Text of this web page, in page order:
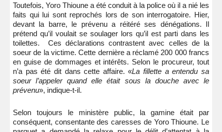
Toutefois, Yoro Thioune a été conduit à la police où il a nié les
faits qui lui sont reprochés lors de son interrogatoire. Hier,
devant la barre, le prévenu a réitéré ses dénégations. Il
prétend qu’il voulait se soulager lors qu’il est parti dans les
toilettes. Ces déclarations contrastent avec celles de la
soeur de la victime. Cette dernière a réclamé 200 000 francs
en guise de dommages et intérêts. Selon le procureur, tout
n’a pas été dit dans cette affaire. «La fillette a entendu sa
soeur l’appeler quand elle était sous la douche avec le
prévenu», indique-t-il.
Selon toujours le ministère public, la gamine était par
conséquent, consentante des caresses de Yoro Thioune. Le